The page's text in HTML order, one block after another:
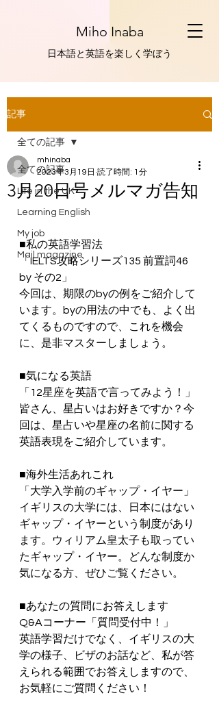
Miho Inaba
​日本語と英語を楽しく学ぼう
記事
全ての記事
Life in the UK
Learning English
My job
Mail magazine
全ての記事
3月20日号メルマガ告知
mhinaba
2023年3月19日 読了時間: 1分
■私の英語学習法
「IELTS攻略シリーズ135 前置詞46
by その2」
今回は、期限のbyの例をご紹介して
います。byの用法の中でも、よく出
てくるものですので、これを機会
に、是非マスターしましょう。
■気になる英語
「12星座を英語で言ってみよう！」
皆さん、星占いはお好きですか？今
回は、星占いや星座の名前に関する
英語表現をご紹介しています。
■海外生活あれこれ
「大学入学前のギャップ・イヤー」
イギリスの大学には、日本にはない
ギャップ・イヤーという制度があり
ます。ウィリアム皇太子も取ってい
たギャップ・イヤー。どんな制度か
気になる方、ぜひご覧ください。
■あなたの質問にお答えします
Q&Aコーナー「質問受付中！」
英語学習だけでなく、イギリスの大
学の様子、ビザのお話など、私が答
えられる範囲でお答えしますので、
お気軽にご質問ください！